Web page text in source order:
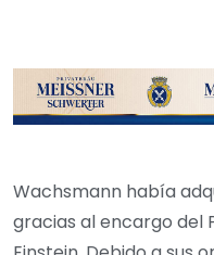
Wachsmann había
gracias al encargo del